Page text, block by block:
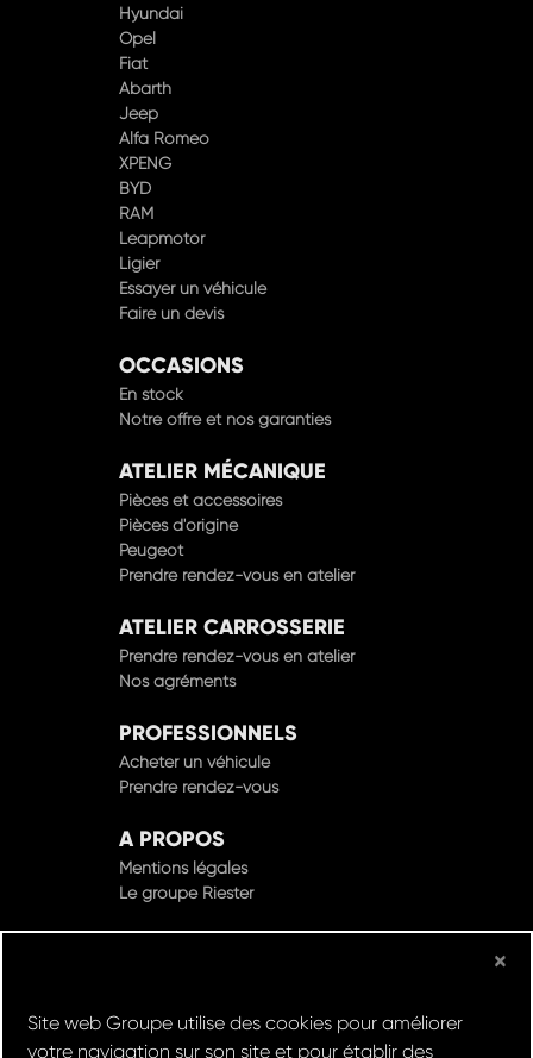
Hyundai
Opel
Fiat
Abarth
Jeep
Alfa Romeo
XPENG
BYD
RAM
Leapmotor
Ligier
Essayer un véhicule
Faire un devis
OCCASIONS
En stock
Notre offre et nos garanties
ATELIER MÉCANIQUE
Pièces et accessoires
Pièces d'origine
Peugeot
Prendre rendez-vous en atelier
ATELIER CARROSSERIE
Prendre rendez-vous en atelier
Nos agréments
PROFESSIONNELS
Acheter un véhicule
Prendre rendez-vous
A PROPOS
Mentions légales
Le groupe Riester
© Groupe Riester 2022 - Tous droits réservés
×
Site web Groupe utilise des cookies pour améliorer
votre navigation sur son site et pour établir des